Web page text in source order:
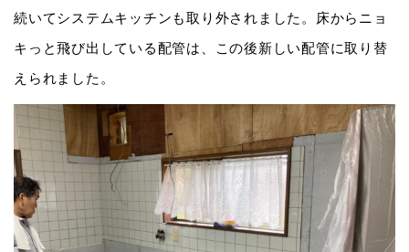
続いてシステムキッチンも取り外されました。床からニョ
キっと飛び出している配管は、この後新しい配管に取り替
えられました。